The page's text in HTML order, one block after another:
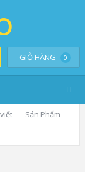
GIỎ HÀNG 0
Sản Phẩm